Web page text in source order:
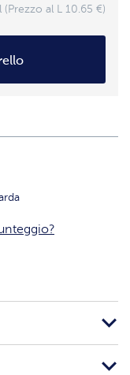
(Prezzo al L 10.65 €)